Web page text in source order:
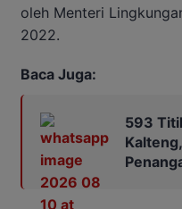
oleh Menteri
2022.
Baca Juga:
593